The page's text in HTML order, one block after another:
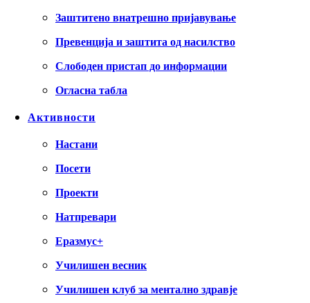
Заштитено внатрешно пријавување
Превенција и заштита од насилство
Слободен пристап до информации
Огласна табла
Активности
Настани
Посети
Проекти
Натпревари
Еразмус+
Училишен весник
Училишен клуб за ментално здравје